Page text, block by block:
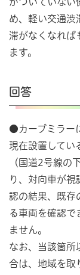
がついていない
め、軽い交通渋
滞がなくなれば
ます。
回答
●カーブミラー
現在設置してい
（国道2号線の
り、対向車が視
認の結果、既存
る車両を確認で
ません。
なお、当該箇所
合は、地域を取